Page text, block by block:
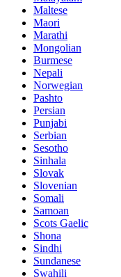
Maltese
Maori
Marathi
Mongolian
Burmese
Nepali
Norwegian
Pashto
Persian
Punjabi
Serbian
Sesotho
Sinhala
Slovak
Slovenian
Somali
Samoan
Scots Gaelic
Shona
Sindhi
Sundanese
Swahili